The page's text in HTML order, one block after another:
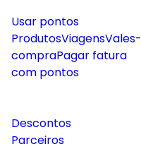
Usar pontos
ProdutosViagensVales-
compraPagar fatura
com pontos
Descontos
Parceiros